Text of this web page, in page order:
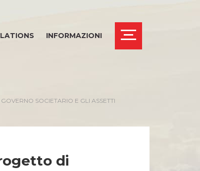
INFORMAZIONI
SOCIETARIO E GLI ASSETTI
di